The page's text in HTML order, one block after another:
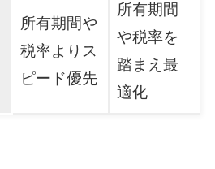
所有期間や
税率よりス
ピード優先
所有期間
や税率を
踏まえ最
適化